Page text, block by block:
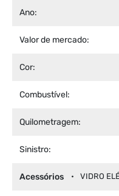
Ano:
Valor de mercado:
Cor:
Combustível:
Quilometragem:
Sinistro:
Acessórios VIDRO